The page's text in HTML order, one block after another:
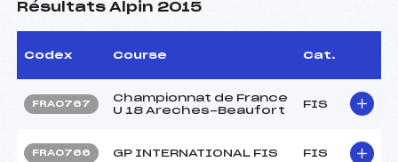
Résultats Alpin 2015
Codex Course Cat.
FRA0767
Championnat de France
U 18 Areches-Beaufort
FIS
FRA0766 GP INTERNATIONAL FIS FIS